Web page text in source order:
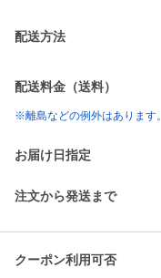
配送方法
配送料金（送料）
※離島などの例外はあります
お届け日指定
注文から発送まで
クーポン利用可否